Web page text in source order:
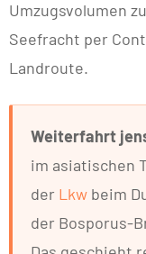
Umzugsvolumen
Seefracht per
Landroute.
Weiterfahrt
im asiatischen
der Lkw beim
der Bosporus-